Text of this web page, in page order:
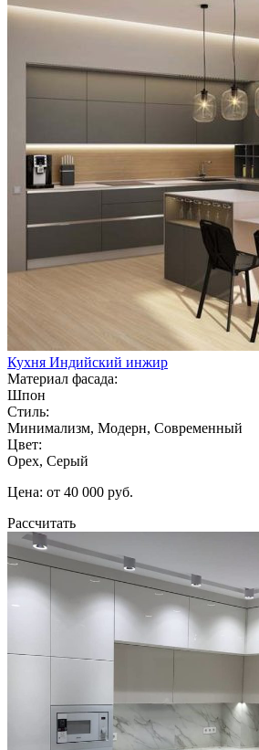
Кухня Индийский инжир
Материал фасада:
Шпон
Стиль:
Минимализм, Модерн, Современный
Цвет:
Орех, Серый
Цена: от 40 000 руб.
Рассчитать